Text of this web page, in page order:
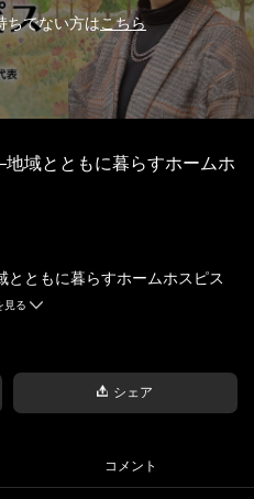
ちでない方はこちら
域とともに暮らすホームホ
ともに暮らすホームホスピス
もこう 代表 熊本保健科学大学大
期のかたちがある。
見る
シェア
コメント